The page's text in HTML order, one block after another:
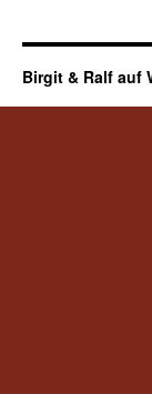
Birgit & Ralf auf